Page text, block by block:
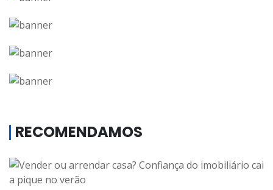
RECOMENDAMOS